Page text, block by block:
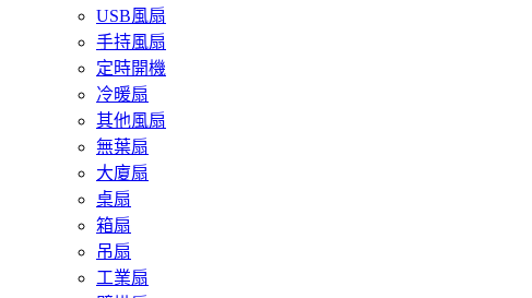
USB風扇
手持風扇
定時開機
冷暖扇
其他風扇
無葉扇
大廈扇
桌扇
箱扇
吊扇
工業扇